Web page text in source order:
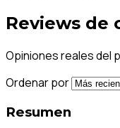
Reviews de
Opiniones reales del
Ordenar por
Resumen